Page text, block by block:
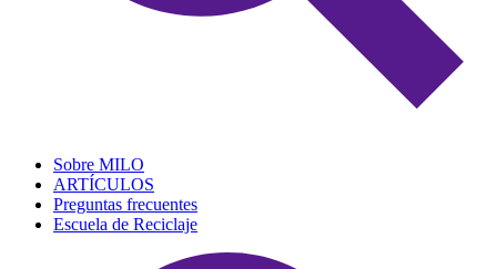
Sobre MILO
ARTÍCULOS
Preguntas frecuentes
Escuela de Reciclaje